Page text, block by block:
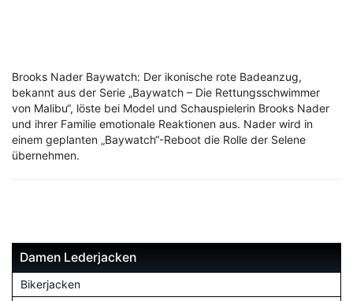
Brooks Nader Baywatch: Der ikonische rote Badeanzug,
bekannt aus der Serie „Baywatch – Die Rettungsschwimmer
von Malibu“, löste bei Model und Schauspielerin Brooks Nader
und ihrer Familie emotionale Reaktionen aus. Nader wird in
einem geplanten „Baywatch“-Reboot die Rolle der Selene
übernehmen.
Damen Lederjacken
Bikerjacken